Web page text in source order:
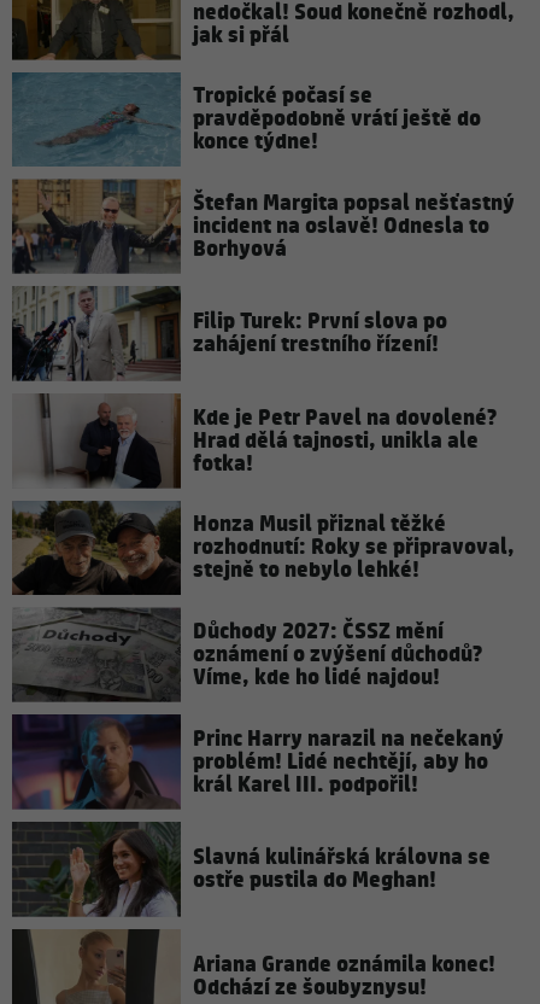
nedočkal! Soud konečně rozhodl,
jak si přál
Tropické počasí se
pravděpodobně vrátí ještě do
konce týdne!
Štefan Margita popsal nešťastný
incident na oslavě! Odnesla to
Borhyová
Filip Turek: První slova po
zahájení trestního řízení!
Kde je Petr Pavel na dovolené?
Hrad dělá tajnosti, unikla ale
fotka!
Honza Musil přiznal těžké
rozhodnutí: Roky se připravoval,
stejně to nebylo lehké!
Důchody 2027: ČSSZ mění
oznámení o zvýšení důchodů?
Víme, kde ho lidé najdou!
Princ Harry narazil na nečekaný
problém! Lidé nechtějí, aby ho
král Karel III. podpořil!
Slavná kulinářská královna se
ostře pustila do Meghan!
Ariana Grande oznámila konec!
Odchází ze šoubyznysu!